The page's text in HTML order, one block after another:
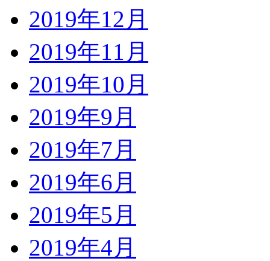
2019年12月
2019年11月
2019年10月
2019年9月
2019年7月
2019年6月
2019年5月
2019年4月